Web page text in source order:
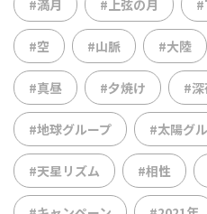
#満月 #上弦の月 #
#空 #山脈 #大陸
#真昼 #夕焼け #深
#地球グループ #太陽グ
#天星リズム #相性